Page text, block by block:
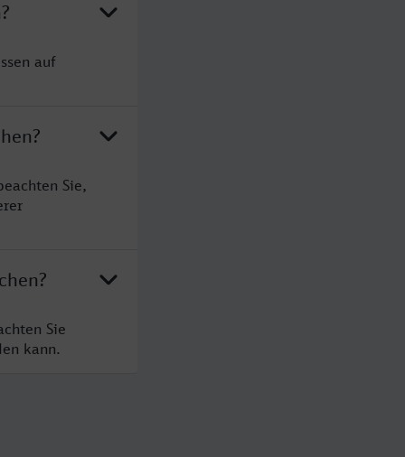
auf
Sie,
Sie
kann.